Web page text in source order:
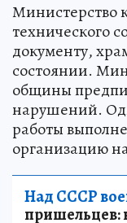
Министерство
технического
документу,
состоянии.
общины
нарушений.
работы
организацию
Над СССР
пришельцев: